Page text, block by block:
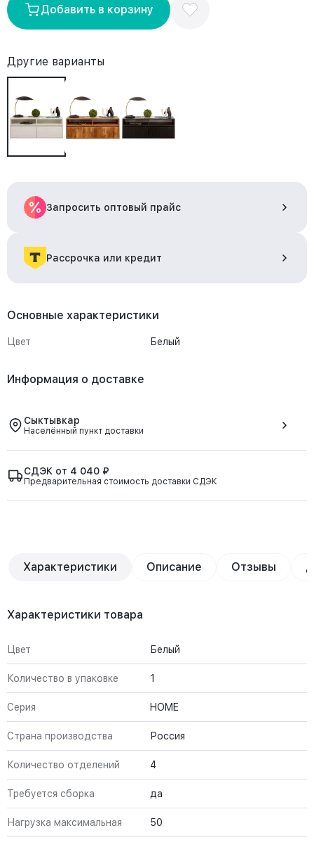
Добавить в корзину
Другие варианты
Запросить оптовый прайс
Рассрочка или кредит
Основные характеристики
Цвет Белый
Информация о доставке
Сыктывкар
Населённый пункт доставки
СДЭК от 4 040 ₽
Предварительная стоимость доставки СДЭК
Характеристики Описание Отзывы
Характеристики товара
Цвет Белый
Количество в упаковке 1
Серия HOME
Страна производства Россия
Количество отделений 4
Требуется сборка да
Нагрузка максимальная 50